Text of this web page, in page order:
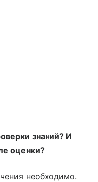
знаний? И
оценки?
необходимо.